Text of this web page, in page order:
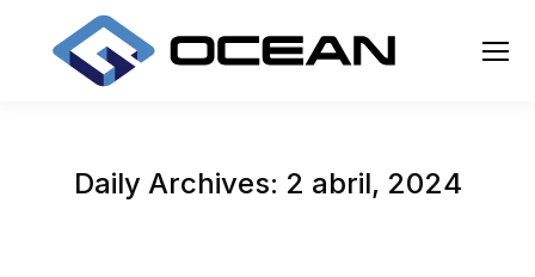
Daily Archives: 2 abril, 2024